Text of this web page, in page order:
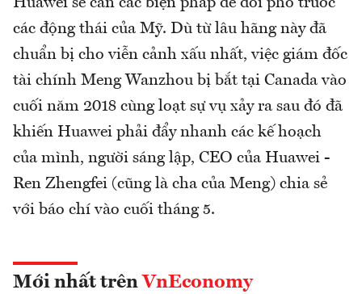
Huawei sẽ cần các biện pháp để đối phó trước
các động thái của Mỹ. Dù từ lâu hãng này đã
chuẩn bị cho viễn cảnh xấu nhất, việc giám đốc
tài chính Meng Wanzhou bị bắt tại Canada vào
cuối năm 2018 cùng loạt sự vụ xảy ra sau đó đã
khiến Huawei phải đẩy nhanh các kế hoạch
của mình, người sáng lập, CEO của Huawei -
Ren Zhengfei (cũng là cha của Meng) chia sẻ
với báo chí vào cuối tháng 5.
Mới nhất trên VnEconomy